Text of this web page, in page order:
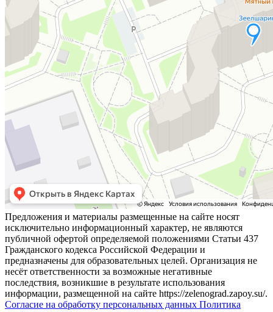
Предложения и материалы размещенные на сайте носят
исключительно информационный характер, не являются
публичной офертой определяемой положениями Статьи 437
Гражданского кодекса Российской Федерации и
предназначены для образовательных целей. Организация не
несёт ответственности за возможные негативные
последствия, возникшие в результате использования
информации, размещенной на сайте https://zelenograd.zapoy.su/.
Согласие на обработку персональных данных Политика